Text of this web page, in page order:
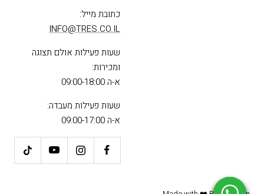
כתובת מייל:
INFO@TRES.CO.IL
שעות פעילות אולם תצוגה
ומכירות:
א-ה 09:00-18:00
שעות פעילות מעבדה:
א-ה 09:00-17:00